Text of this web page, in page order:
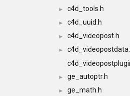
► c4d_tools.h
► c4d_uuid.h
► c4d_videopost.h
►
► ge_autoptr.h
► ge_math.h